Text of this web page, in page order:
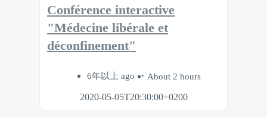
Conférence interactive
"Médecine libérale et
déconfinement"
6年以上 ago About 2 hours
2020-05-05T20:30:00+0200